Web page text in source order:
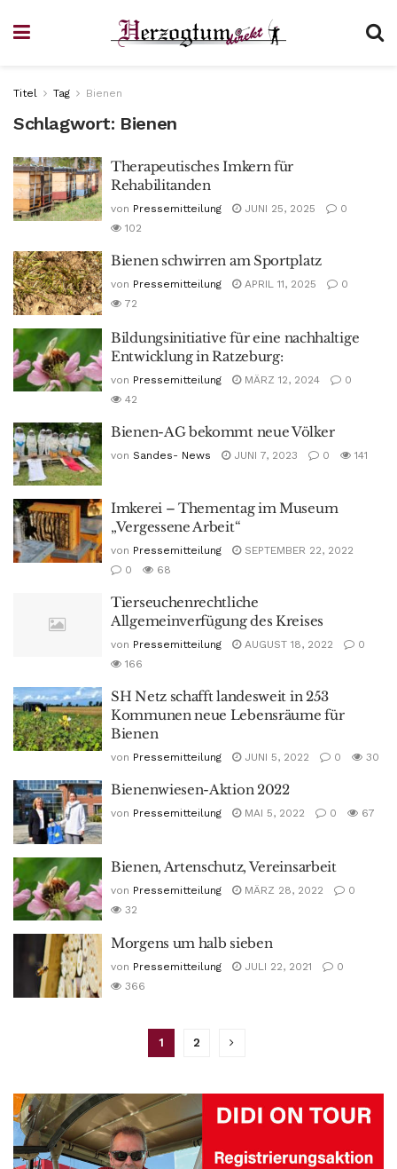
Titel Tag Bienen
Schlagwort: Bienen
Therapeutisches Imkern für
Rehabilitanden
von Pressemitteilung JUNI 25, 2025
0
102
Bienen schwirren am Sportplatz
von Pressemitteilung APRIL 11, 2025
0
72
Bildungsinitiative für eine nachhaltige
Entwicklung in Ratzeburg:
von Pressemitteilung MÄRZ 12, 2024
0
42
Bienen-AG bekommt neue Völker
von Sandes- News JUNI 7, 2023 0 141
Imkerei – Thementag im Museum
„Vergessene Arbeit“
von Pressemitteilung
SEPTEMBER 22, 2022
0
68
Tierseuchenrechtliche
Allgemeinverfügung des Kreises
von Pressemitteilung AUGUST 18, 2022
0
166
SH Netz schafft landesweit in 253
Kommunen neue Lebensräume für
Bienen
von Pressemitteilung JUNI 5, 2022 0 30
Bienenwiesen-Aktion 2022
von Pressemitteilung MAI 5, 2022 0 67
Bienen, Artenschutz, Vereinsarbeit
von Pressemitteilung MÄRZ 28, 2022
0
32
Morgens um halb sieben
von Pressemitteilung JULI 22, 2021
0
366
1 2